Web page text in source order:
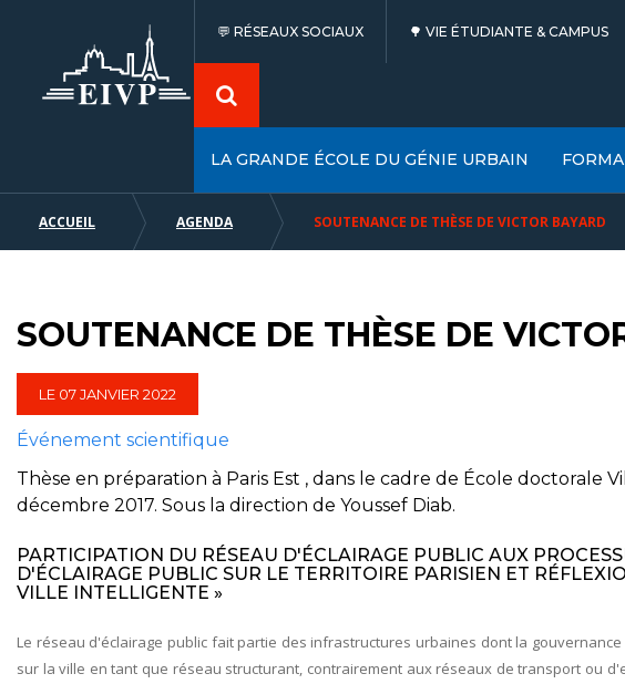
contenu
principal
recherche
RÉSEAUX SOCIAUX VIE ÉTUDIANTE & CAMPUS
LA GRANDE ÉCOLE DU GÉNIE URBAIN
D'ARIANE
ACCUEIL AGENDA SOUTENANCE DE THÈSE DE VICTOR BAYARD
SOUTENANCE DE THÈSE DE
LE​ 07 JANVIER 2022
Événement scientifique
Thèse en préparation à Paris Est , dans le cadre de École doctorale
décembre 2017. Sous la direction de Youssef Diab.
PARTICIPATION DU RÉSEAU D'ÉCLAIRAGE PUBLIC AUX
D'ÉCLAIRAGE PUBLIC SUR LE TERRITOIRE PARISIEN ET
VILLE INTELLIGENTE »
Le réseau d'éclairage public fait partie des infrastructures urbaines dont la
sur la ville en tant que réseau structurant, contrairement aux réseaux de transport ou